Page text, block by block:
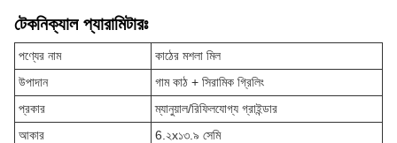
টেকনিক্যাল প্যারামিটারঃ
পণ্যের নাম
কাঠের মশলা মিল
উপাদান
গাম কাঠ + সিরামিক গ্রিলিং
প্রকার
ম্যানুয়াল/রিফিলযোগ্য গ্রাইন্ডার
আকার
6.২x১৩.৯ সেমি